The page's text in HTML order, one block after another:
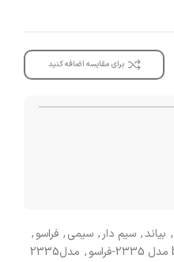
برای مقایسه اضافه کنید
, بیاند, سیم دار, سیمی, فراسو,
, مدل2335